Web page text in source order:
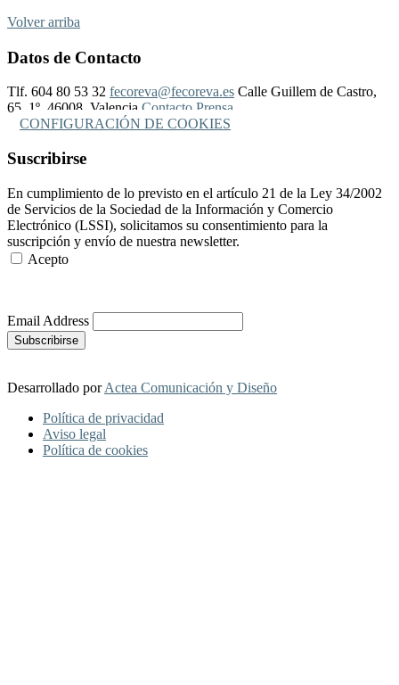
Volver arriba
Datos de Contacto
Tlf. 604 80 53 32 fecoreva@fecoreva.es Calle Guillem de Castro,
65, 1º, 46008, Valencia Contacto Prensa
CONFIGURACIÓN DE COOKIES
Suscribirse
En cumplimiento de lo previsto en el artículo 21 de la Ley 34/2002
de Servicios de la Sociedad de la Información y Comercio
Electrónico (LSSI), solicitamos su consentimiento para la
suscripción y envío de nuestra newsletter.
Acepto
Email Address
Desarrollado porActea Comunicación y Diseño
Política de privacidad
Aviso legal
Política de cookies